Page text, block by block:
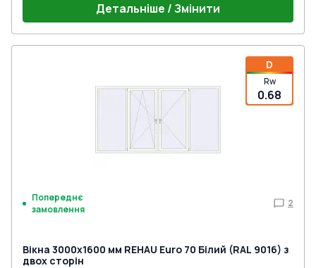
Детальніше / Змінити
D
Rw
0.68
Попереднє
замовлення
2
Вікна 3000x1600 мм REHAU Euro 70 Білий (RAL 9016) з
двох сторін